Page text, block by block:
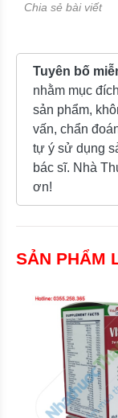
Chia sẻ bài viết
Tuyên bố
nhằm mục
sản phẩm,
vấn, chẩn
tự ý sử dụng
bác sĩ. Nhà
ơn!
SẢN PHẨM